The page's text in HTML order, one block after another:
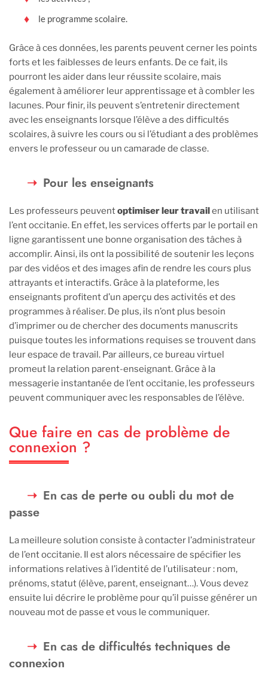
le programme scolaire.
Grâce à ces données, les parents peuvent cerner les points
forts et les faiblesses de leurs enfants. De ce fait, ils
pourront les aider dans leur réussite scolaire, mais
également à améliorer leur apprentissage et à combler les
lacunes. Pour finir, ils peuvent s’entretenir directement
avec les enseignants lorsque l’élève a des difficultés
scolaires, à suivre les cours ou si l’étudiant a des problèmes
envers le professeur ou un camarade de classe.
Pour les enseignants
Les professeurs peuventoptimiser leur travail en utilisant
l’ent occitanie. En effet, les services offerts par le portail en
ligne garantissent une bonne organisation des tâches à
accomplir. Ainsi, ils ont la possibilité de soutenir les leçons
par des vidéos et des images afin de rendre les cours plus
attrayants et interactifs. Grâce à la plateforme, les
enseignants profitent d’un aperçu des activités et des
programmes à réaliser. De plus, ils n’ont plus besoin
d’imprimer ou de chercher des documents manuscrits
puisque toutes les informations requises se trouvent dans
leur espace de travail. Par ailleurs, ce bureau virtuel
promeut la relation parent-enseignant. Grâce à la
messagerie instantanée de l’ent occitanie, les professeurs
peuvent communiquer avec les responsables de l’élève.
Que faire en cas de problème de
connexion ?
En cas de perte ou oubli du mot de
passe
La meilleure solution consiste à contacter l’administrateur
de l’ent occitanie. Il est alors nécessaire de spécifier les
informations relatives à l’identité de l’utilisateur : nom,
prénoms, statut (élève, parent, enseignant…). Vous devez
ensuite lui décrire le problème pour qu’il puisse générer un
nouveau mot de passe et vous le communiquer.
En cas de difficultés techniques de
connexion